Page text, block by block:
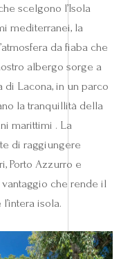
scelgono l’Isola
mediterranei, la
da fiaba che
albergo sorge a
di Lacona, in un parco
la tranquillità della
marittimi . La
di raggiungere
Porto Azzurro e
vantaggio che rende il
isola.